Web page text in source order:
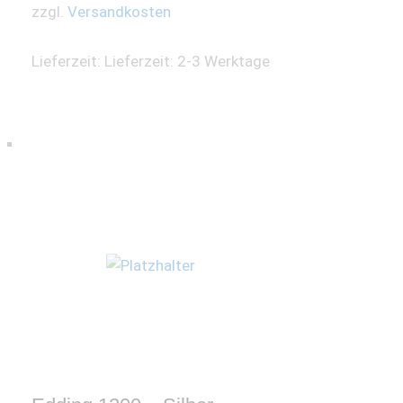
zzgl. Versandkosten
Lieferzeit: Lieferzeit: 2-3 Werktage